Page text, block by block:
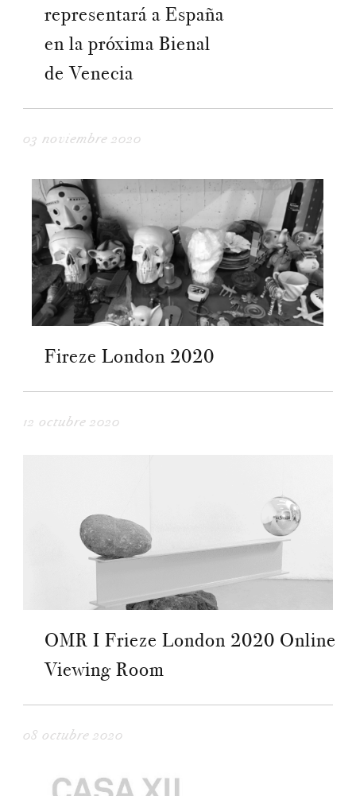
representará a España
en la próxima Bienal
de Venecia
03 noviembre 2020
Fireze London 2020
12 octubre 2020
OMR I Frieze London 2020 Online
Viewing Room
08 octubre 2020